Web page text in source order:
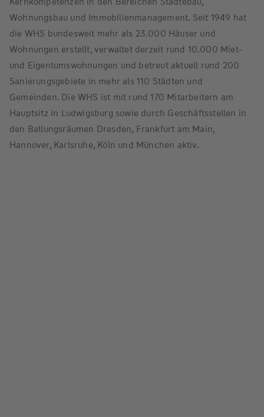
Wohnungsbau und Immobilienmanagement. Seit 1949 hat
die WHS bundesweit mehr als 23.000 Häuser und
Wohnungen erstellt, verwaltet derzeit rund 10.000 Miet-
und Eigentumswohnungen und betreut aktuell rund 200
Sanierungsgebiete in mehr als 110 Städten und
Gemeinden. Die WHS ist mit rund 170 Mitarbeitern am
Hauptsitz in Ludwigsburg sowie durch Geschäftsstellen in
den Ballungsräumen Dresden, Frankfurt am Main,
Hannover, Karlsruhe, Köln und München aktiv.